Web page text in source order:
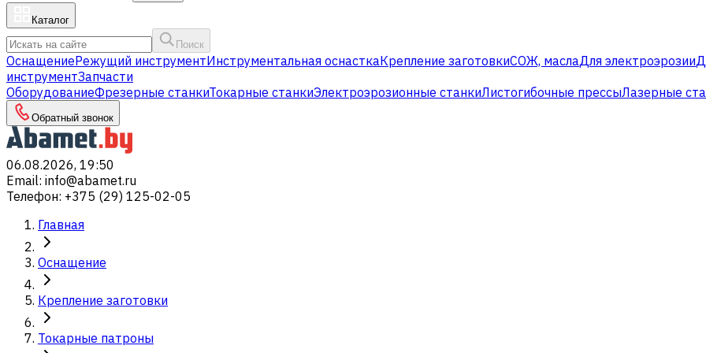
Каталог
Поиск
ОснащениеРежущий инструментИнструментальная оснасткаКрепление заготовкиСОЖ, маслаДля электроэрозии
инструментЗапчасти
ОборудованиеФрезерные станкиТокарные станкиЭлектроэрозионные станкиЛистогибочные прессыЛазерные
Обратный звонок
06.08.2026, 19:50
Email: info@abamet.ru
Телефон: +375 (29) 125-02-05
Главная
Оснащение
Крепление заготовки
Токарные патроны